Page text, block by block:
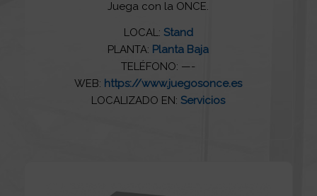
Juega con la ONCE.
LOCAL: Stand
PLANTA: Planta Baja
TELÉFONO: —-
WEB: https://www.juegosonce.es
LOCALIZADO EN: Servicios